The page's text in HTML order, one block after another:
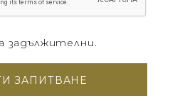
задължителни.